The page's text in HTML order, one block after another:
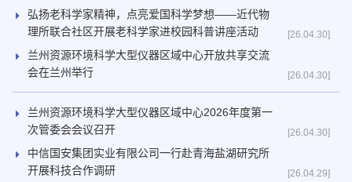
[26.04.30]
弘扬老科学家精神，点亮爱国科学梦想——近代物
理所联合社区开展老科学家进校园科普讲座活动
[26.04.30]
兰州资源环境科学大型仪器区域中心开放共享交流
会在兰州举行
[26.04.30]
兰州资源环境科学大型仪器区域中心2026年度第一
次管委会会议召开
[26.04.29]
中信国安集团实业有限公司一行赴青海盐湖研究所
开展科技合作调研